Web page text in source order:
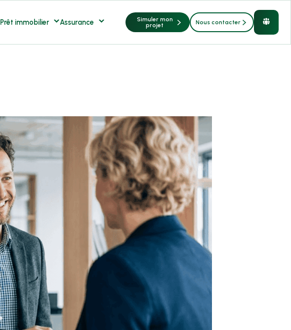
Prêt immobilier Assurance
Simuler mon
projet
Nous contacter
Contenu
restreint